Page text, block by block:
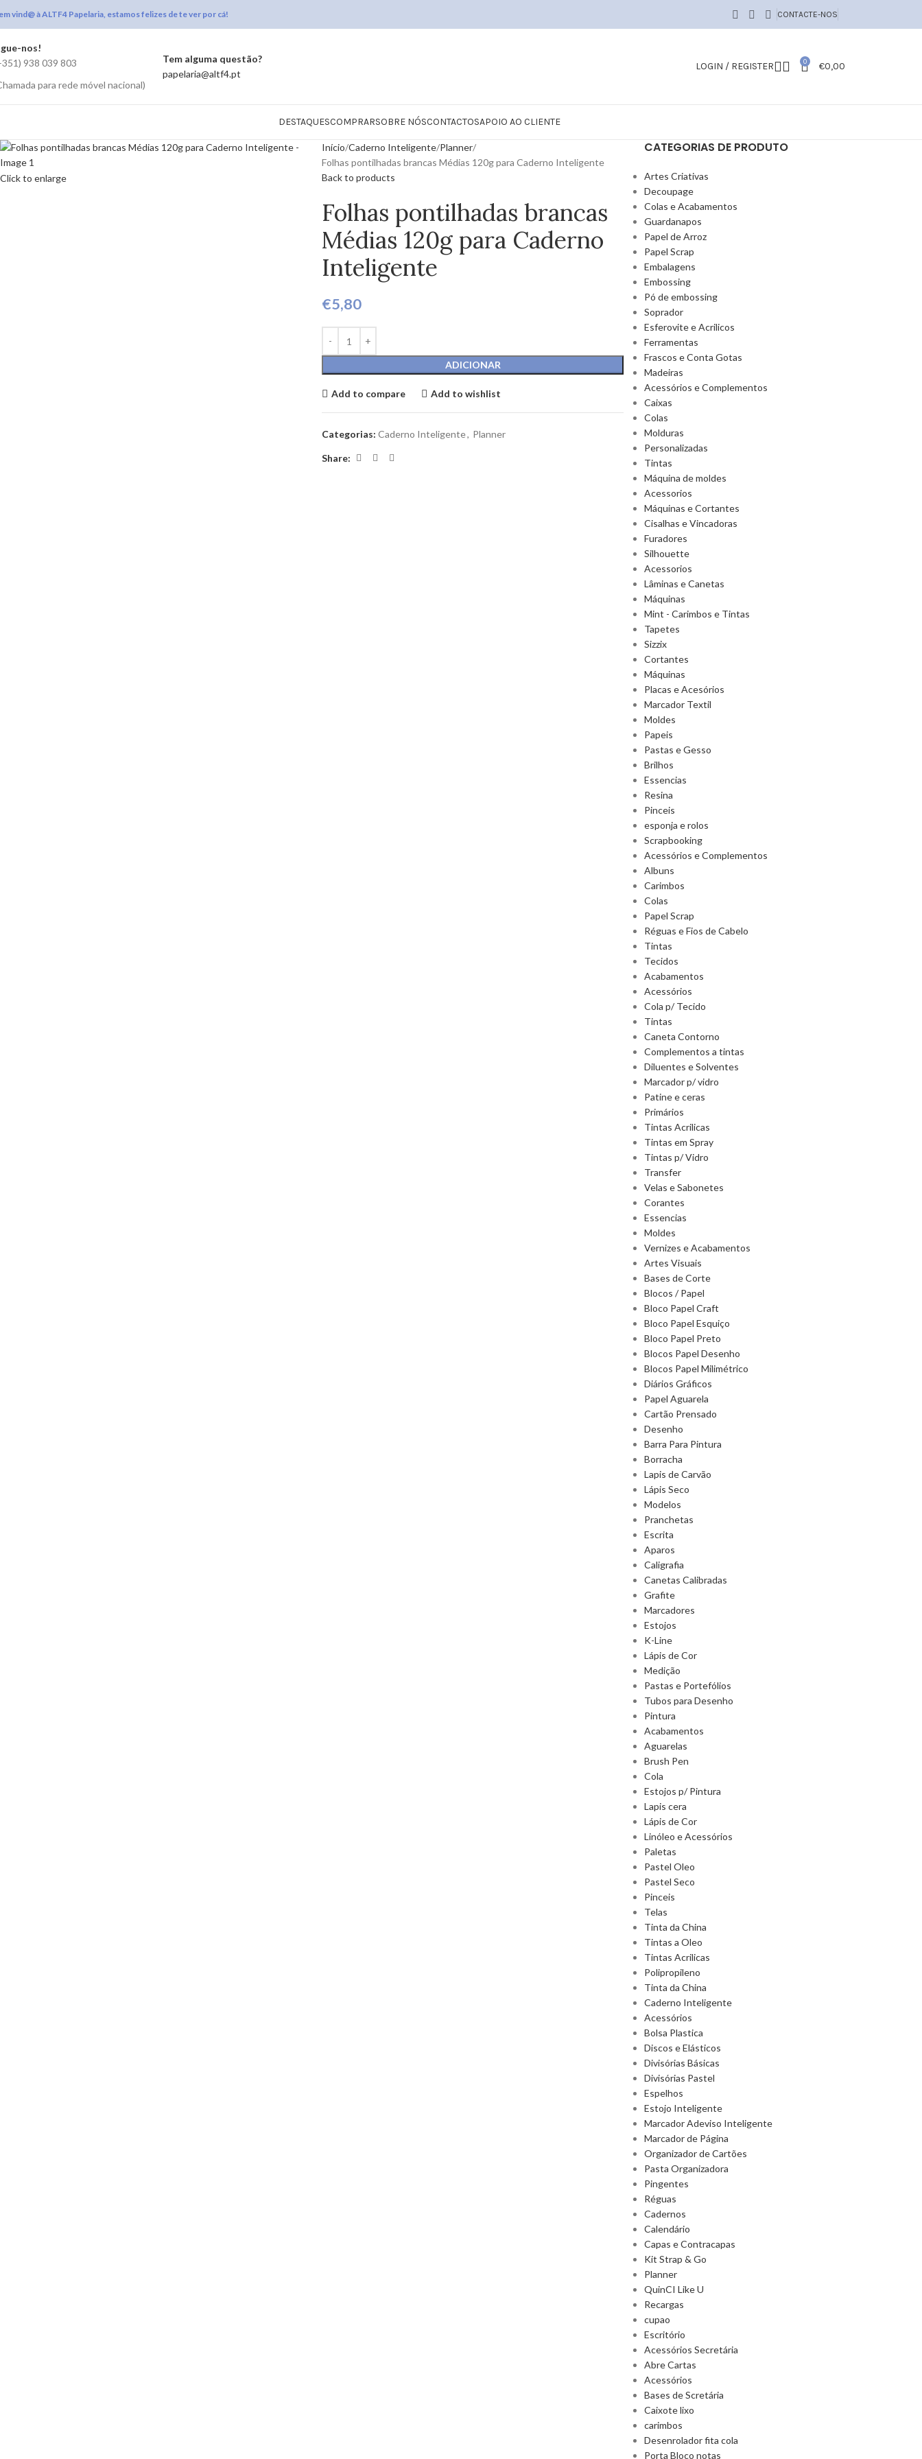
vind@ à ALTF4 Papelaria, estamos felizes de te ver por cá! CONTACTE-NOS
nos!
938 039 803
para rede móvel nacional)
Tem alguma questão?
papelaria@altf4.pt
LOGIN / REGISTER 0 €0,00
DESTAQUESCOMPRARSOBRE NÓSCONTACTOSAPOIO AO CLIENTE
Click to enlarge
Início Caderno Inteligente Planner
Folhas pontilhadas brancas Médias 120g para Caderno Inteligente
Back to products
Folhas pontilhadas brancas
Médias 120g para Caderno
Inteligente
€5,80
ADICIONAR
Add to compare Add to wishlist
Categorias: Caderno Inteligente, Planner
Share:
CATEGORIAS DE PRODUTO
Artes Criativas
Decoupage
Colas e Acabamentos
Guardanapos
Papel de Arroz
Papel Scrap
Embalagens
Embossing
Pó de embossing
Soprador
Esferovite e Acrilicos
Ferramentas
Frascos e Conta Gotas
Madeiras
Acessórios e Complementos
Caixas
Colas
Molduras
Personalizadas
Tintas
Máquina de moldes
Acessorios
Máquinas e Cortantes
Cisalhas e Vincadoras
Furadores
Silhouette
Acessorios
Lâminas e Canetas
Máquinas
Mint - Carimbos e Tintas
Tapetes
Sizzix
Cortantes
Máquinas
Placas e Acesórios
Marcador Textil
Moldes
Papeis
Pastas e Gesso
Brilhos
Essencias
Resina
Pinceis
esponja e rolos
Scrapbooking
Acessórios e Complementos
Albuns
Carimbos
Colas
Papel Scrap
Réguas e Fios de Cabelo
Tintas
Tecidos
Acabamentos
Acessórios
Cola p/ Tecido
Tintas
Caneta Contorno
Complementos a tintas
Diluentes e Solventes
Marcador p/ vidro
Patine e ceras
Primários
Tintas Acrilicas
Tintas em Spray
Tintas p/ Vidro
Transfer
Velas e Sabonetes
Corantes
Essencias
Moldes
Vernizes e Acabamentos
Artes Visuais
Bases de Corte
Blocos / Papel
Bloco Papel Craft
Bloco Papel Esquiço
Bloco Papel Preto
Blocos Papel Desenho
Blocos Papel Milimétrico
Diários Gráficos
Papel Aguarela
Cartão Prensado
Desenho
Barra Para Pintura
Borracha
Lapis de Carvão
Lápis Seco
Modelos
Pranchetas
Escrita
Aparos
Caligrafia
Canetas Calibradas
Grafite
Marcadores
Estojos
K-Line
Lápis de Cor
Medição
Pastas e Portefólios
Tubos para Desenho
Pintura
Acabamentos
Aguarelas
Brush Pen
Cola
Estojos p/ Pintura
Lapis cera
Lápis de Cor
Linóleo e Acessórios
Paletas
Pastel Oleo
Pastel Seco
Pinceis
Telas
Tinta da China
Tintas a Oleo
Tintas Acrilicas
Polipropileno
Tinta da China
Caderno Inteligente
Acessórios
Bolsa Plastica
Discos e Elásticos
Divisórias Básicas
Divisórias Pastel
Espelhos
Estojo Inteligente
Marcador Adeviso Inteligente
Marcador de Página
Organizador de Cartões
Pasta Organizadora
Pingentes
Réguas
Cadernos
Calendário
Capas e Contracapas
Kit Strap & Go
Planner
QuinCI Like U
Recargas
cupao
Escritório
Acessórios Secretária
Abre Cartas
Acessórios
Bases de Scretária
Caixote lixo
carimbos
Desenrolador fita cola
Porta Bloco notas